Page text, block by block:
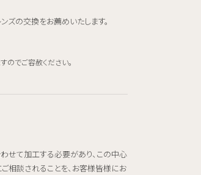
ズの交換をお薦めいたします。
のでご容赦ください。
せて加工する必要があり、この中心
相談されることを、お客様皆様にお